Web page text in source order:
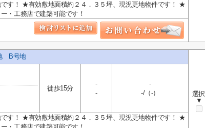
す！ ★有効敷地面積約２４．３５坪、現況更地物件です！ ★
・工務店で建築可能です！
B号地
選択
▼
徒歩15分
-
-
-
-/（-）
す！ ★有効敷地面積約２４．３５坪、現況更地物件です！ ★